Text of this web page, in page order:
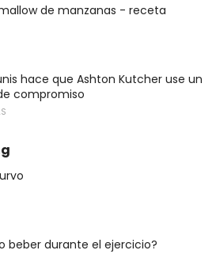
de manzanas - receta
hace que Ashton Kutcher use un
compromiso
beber durante el ejercicio?